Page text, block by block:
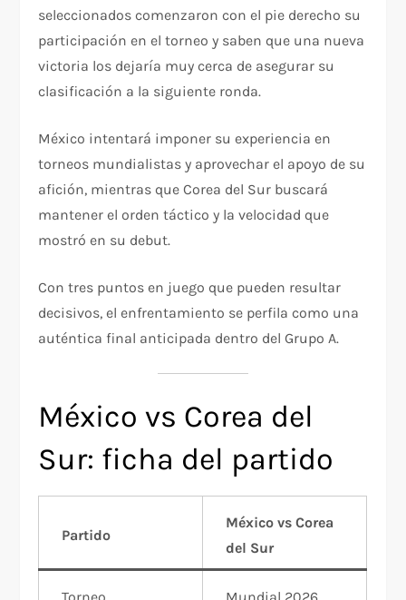
seleccionados comenzaron con el pie derecho su
participación en el torneo y saben que una nueva
victoria los dejaría muy cerca de asegurar su
clasificación a la siguiente ronda.
México intentará imponer su experiencia en
torneos mundialistas y aprovechar el apoyo de su
afición, mientras que Corea del Sur buscará
mantener el orden táctico y la velocidad que
mostró en su debut.
Con tres puntos en juego que pueden resultar
decisivos, el enfrentamiento se perfila como una
auténtica final anticipada dentro del Grupo A.
México vs Corea del
Sur: ficha del partido
Partido
México vs Corea
del Sur